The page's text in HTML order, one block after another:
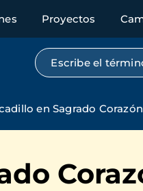
Proyectos
Búsqueda por
en Sagrado